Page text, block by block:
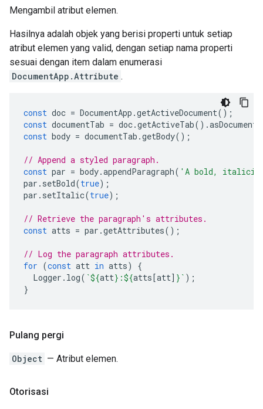
Mengambil atribut elemen.
Hasilnya adalah objek yang berisi properti untuk setiap
atribut elemen yang valid, dengan setiap nama properti
sesuai dengan item dalam enumerasi
DocumentApp.Attribute .
const doc = DocumentApp .getActiveDocument();
const documentTab = doc.getActiveTab().
const body = documentTab .getBody();
// Append a styled paragraph.
const par = body.appendParagraph( 'A bold,
par . setBold(true);
par . setItalic(true);
// Retrieve the paragraph's attributes.
const atts = par .getAttributes();
// Log the paragraph attributes.
for (const att in atts)
{
Logger . log( `${att} :${atts[att] } ` );
}
Pulang pergi
Object — Atribut elemen.
Otorisasi